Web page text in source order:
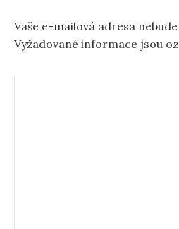
Vaše e-mailová adresa
Vyžadované informace jsou